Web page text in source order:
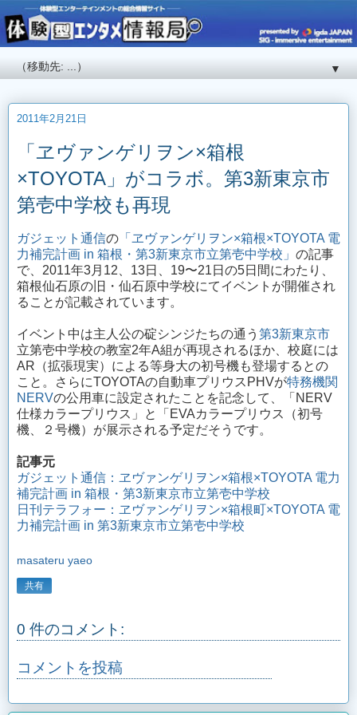
▼
2011年2月21日
「ヱヴァンゲリヲン×箱根
×TOYOTA」がコラボ。第3新東京市
第壱中学校も再現
ガジェット通信の 「ヱヴァンゲリヲン×箱根×TOYOTA 電
力補完計画 in 箱根・第3新東京市立第壱中学校」 の記事
で、2011年3月12、13日、19〜21日の5日間にわたり、
箱根仙石原の旧・仙石原中学校にてイベントが開催され
ることが記載されています。
イベント中は主人公の碇シンジたちの通う 第3新東京市
立第壱中学校の教室2年A組が再現されるほか、校庭には
AR（拡張現実）による等身大の初号機も登場するとの
こと。さらにTOYOTAの自動車プリウスPHVが特務機関
NERVの公用車に設定されたことを記念して、「NERV
仕様カラープリウス」と「EVAカラープリウス（初号
機、２号機）が展示される予定だそうです。
記事元
ガジェット通信：ヱヴァンゲリヲン×箱根×TOYOTA 電力
補完計画 in 箱根・第3新東京市立第壱中学校
日刊テラフォー：ヱヴァンゲリヲン×箱根町×TOYOTA 電
力補完計画 in 第3新東京市立第壱中学校
masateru yaeo
共有
0 件のコメント:
コメントを投稿